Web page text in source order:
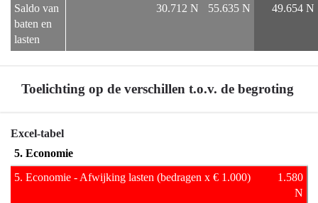
Saldo van
baten en
lasten
30.712 N 55.635 N 49.654 N
Toelichting op de verschillen t.o.v. de begroting
Terug
naar
navigatie
Excel-tabel
5. Economie
5. Economie - Afwijking lasten (bedragen x € 1.000)
1.580
N